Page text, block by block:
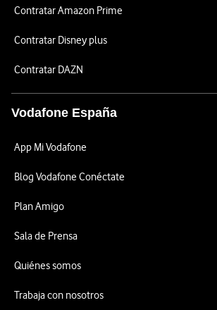
Contratar Amazon Prime
Contratar Disney plus
Contratar DAZN
Vodafone España
App Mi Vodafone
Blog Vodafone Conéctate
Plan Amigo
Sala de Prensa
Quiénes somos
Trabaja con nosotros